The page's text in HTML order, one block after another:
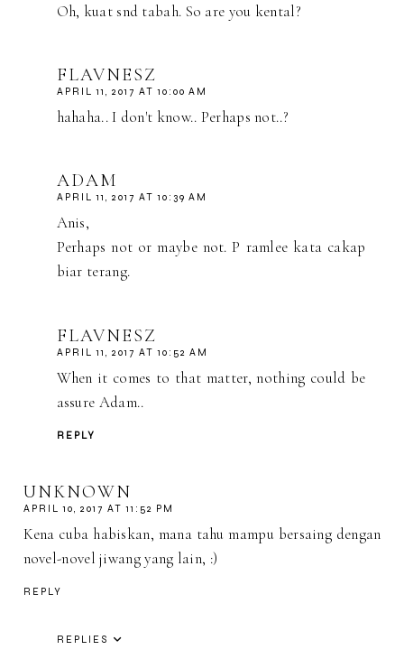
Oh, kuat snd tabah. So are you kental?
FLAVNESZ
APRIL 11, 2017 AT 10:00 AM
hahaha.. I don't know.. Perhaps not..?
ADAM
APRIL 11, 2017 AT 10:39 AM
Anis,
Perhaps not or maybe not. P ramlee kata cakap
biar terang.
FLAVNESZ
APRIL 11, 2017 AT 10:52 AM
When it comes to that matter, nothing could be
assure Adam..
REPLY
UNKNOWN
APRIL 10, 2017 AT 11:52 PM
Kena cuba habiskan, mana tahu mampu bersaing dengan
novel-novel jiwang yang lain, :)
REPLY
REPLIES